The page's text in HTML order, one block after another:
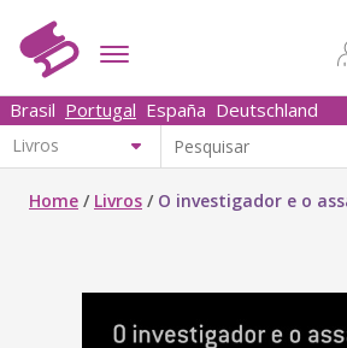
Brasil Portugal España Deutschland
Home / Livros / O investigador e o